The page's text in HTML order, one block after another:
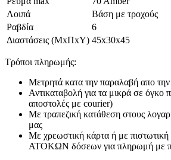
Λοιπά
Βάση με τροχούς
Ραβδία
6
Διαστάσεις (ΜxΠxΥ) 45x30x45
Τρόποι πληρωμής:
Μετρητά κατα την παραλαβή απο
Αντικαταβολή για τα μικρά σε όγκο
αποστολές με courier)
Με τραπεζική κατάθεση στους
μας
Με χρεωστική κάρτα ή με πιστωτική
ΑΤΟΚΩΝ δόσεων για πληρωμή με